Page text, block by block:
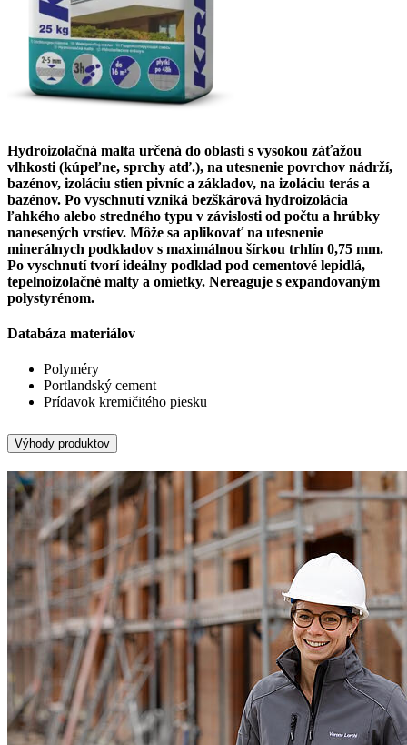
Hydroizolačná malta určená do oblastí s vysokou záťažou
vlhkosti (kúpeľne, sprchy atď.), na utesnenie povrchov nádrží,
bazénov, izoláciu stien pivníc a základov, na izoláciu terás a
bazénov. Po vyschnutí vzniká bezškárová hydroizolácia
ľahkého alebo stredného typu v závislosti od počtu a hrúbky
nanesených vrstiev. Môže sa aplikovať na utesnenie
minerálnych podkladov s maximálnou šírkou trhlín 0,75 mm.
Po vyschnutí tvorí ideálny podklad pod cementové lepidlá,
tepelnoizolačné malty a omietky. Nereaguje s expandovaným
polystyrénom.
Databáza materiálov
Polyméry
Portlandský cement
Prídavok kremičitého piesku
Výhody produktov